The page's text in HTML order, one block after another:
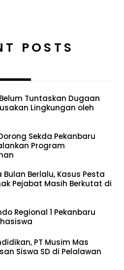
POSTS
Tuntaskan Dugaan
Lingkungan oleh
Sekda Pekanbaru
Program
Bulan Berlalu, Kasus Pesta
Pejabat Masih Berkutat di
Regional 1 Pekanbaru
PT Musim Mas
Siswa SD di Pelalawan